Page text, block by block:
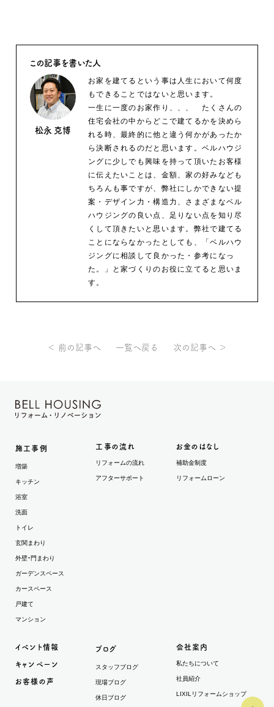
この記事を書いた人
松永 克博
お家を建てるという事は人生において何度
もできることではないと思います。
一生に一度のお家作り、、、 たくさんの
住宅会社の中からどこで建てるかを決めら
れる時、最終的に他と違う何かがあったか
ら決断されるのだと思います。ベルハウジ
ングに少しでも興味を持って頂いたお客様
に伝えたいことは、金額、家の好みなども
ちろんも事ですが、弊社にしかできない提
案・デザイン力・構造力、さまざまなベル
ハウジングの良い点、足りない点を知り尽
くして頂きたいと思います。弊社で建てる
ことにならなかったとしても、「ベルハウ
ジングに相談して良かった・参考になっ
た。」と家づくりのお役に立てると思いま
す。
＜ 前の記事へ 一覧へ戻る 次の記事へ ＞
施工事例
増築
キッチン
浴室
洗面
トイレ
玄関まわり
外壁・門まわり
ガーデンスペース
カースペース
戸建て
マンション
工事の流れ
リフォームの流れ
アフターサポート
お金のはなし
補助金制度
リフォームローン
イベント情報
キャンペーン
お客様の声
ブログ
スタッフブログ
現場ブログ
休日ブログ
会社案内
私たちについて
社員紹介
LIXILリフォームショップ